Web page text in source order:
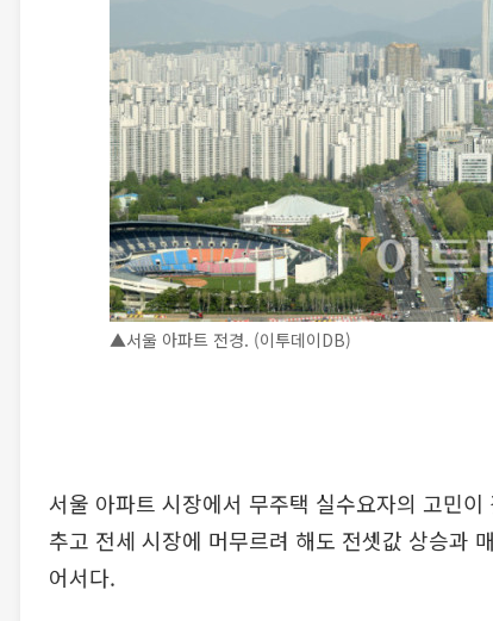
▲서울 아파트 전경. (이투데이DB)
서울 아파트 시장에서 무주택 실수요자의 고민
추고 전세 시장에 머무르려 해도 전셋값 상승과
어서다.